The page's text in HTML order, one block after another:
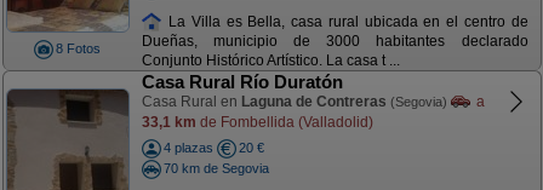
8 Fotos
La Villa es Bella, casa rural ubicada en el centro de
Dueñas, municipio de 3000 habitantes declarado
Conjunto Histórico Artístico. La casa t ...
Casa Rural Río Duratón
Casa Rural en Laguna de Contreras (Segovia)
a
33,1 km de Fombellida (Valladolid)
4 plazas
20 €
70 km de Segovia